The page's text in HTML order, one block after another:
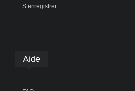
S’enregistrer
Aide